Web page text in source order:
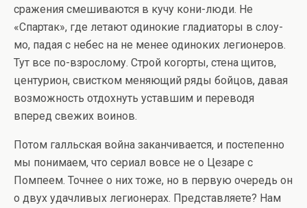
сражения смешиваются в кучу кони-люди. Не
«Спартак», где летают одинокие гладиаторы в слоу-
мо, падая с небес на не менее одиноких легионеров.
Тут все по-взрослому. Строй когорты, стена щитов,
центурион, свистком меняющий ряды бойцов, давая
возможность отдохнуть уставшим и переводя
вперед свежих воинов.
Потом галльская война заканчивается, и постепенно
мы понимаем, что сериал вовсе не о Цезаре с
Помпеем. Точнее о них тоже, но в первую очередь он
о двух удачливых легионерах. Представляете? Нам